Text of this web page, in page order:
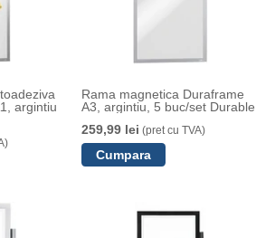
argintiu
Rama magnetica Duraframe
A3, argintiu, 5 buc/set Durable
259,99 lei (pret cu TVA)